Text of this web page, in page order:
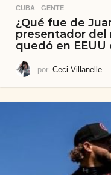
CUBA ,GENTE
¿Qué fue de
presentador del
quedó en EEUU
por Ceci Villanelle